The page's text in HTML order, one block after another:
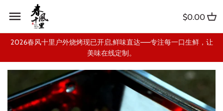
2026春风十里户外烧烤现已开启,鲜味直达——专注每一口生鲜，让
美味在线定制。
$0.00
Back to previous
FAQ-常见问题